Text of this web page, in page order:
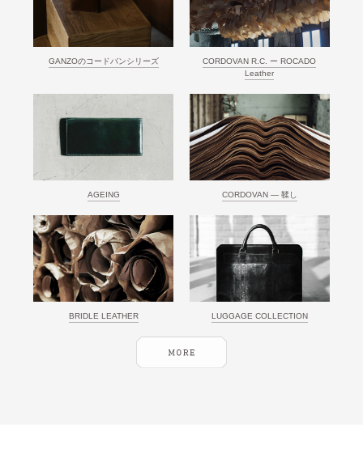
GANZOのコードバンシリーズ
CORDOVAN R.C. ー ROCADO
Leather
AGEING CORDOVAN ― 鞣し
BRIDLE LEATHER LUGGAGE COLLECTION